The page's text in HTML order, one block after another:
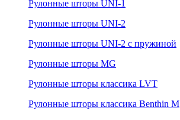
Рулонные шторы UNI-1
Рулонные шторы UNI-2
Рулонные шторы UNI-2 с пружиной
Рулонные шторы MG
Рулонные шторы классика LVT
Рулонные шторы классика Benthin M